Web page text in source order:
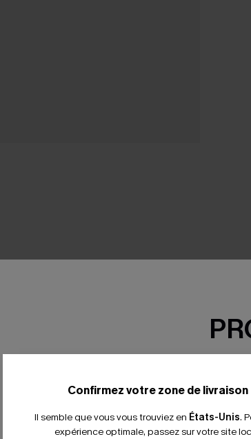
Confirmez votre zone de livraison
Il semble que vous vous trouviez en États-Unis.
expérience optimale, passez sur votre site
-
*Un